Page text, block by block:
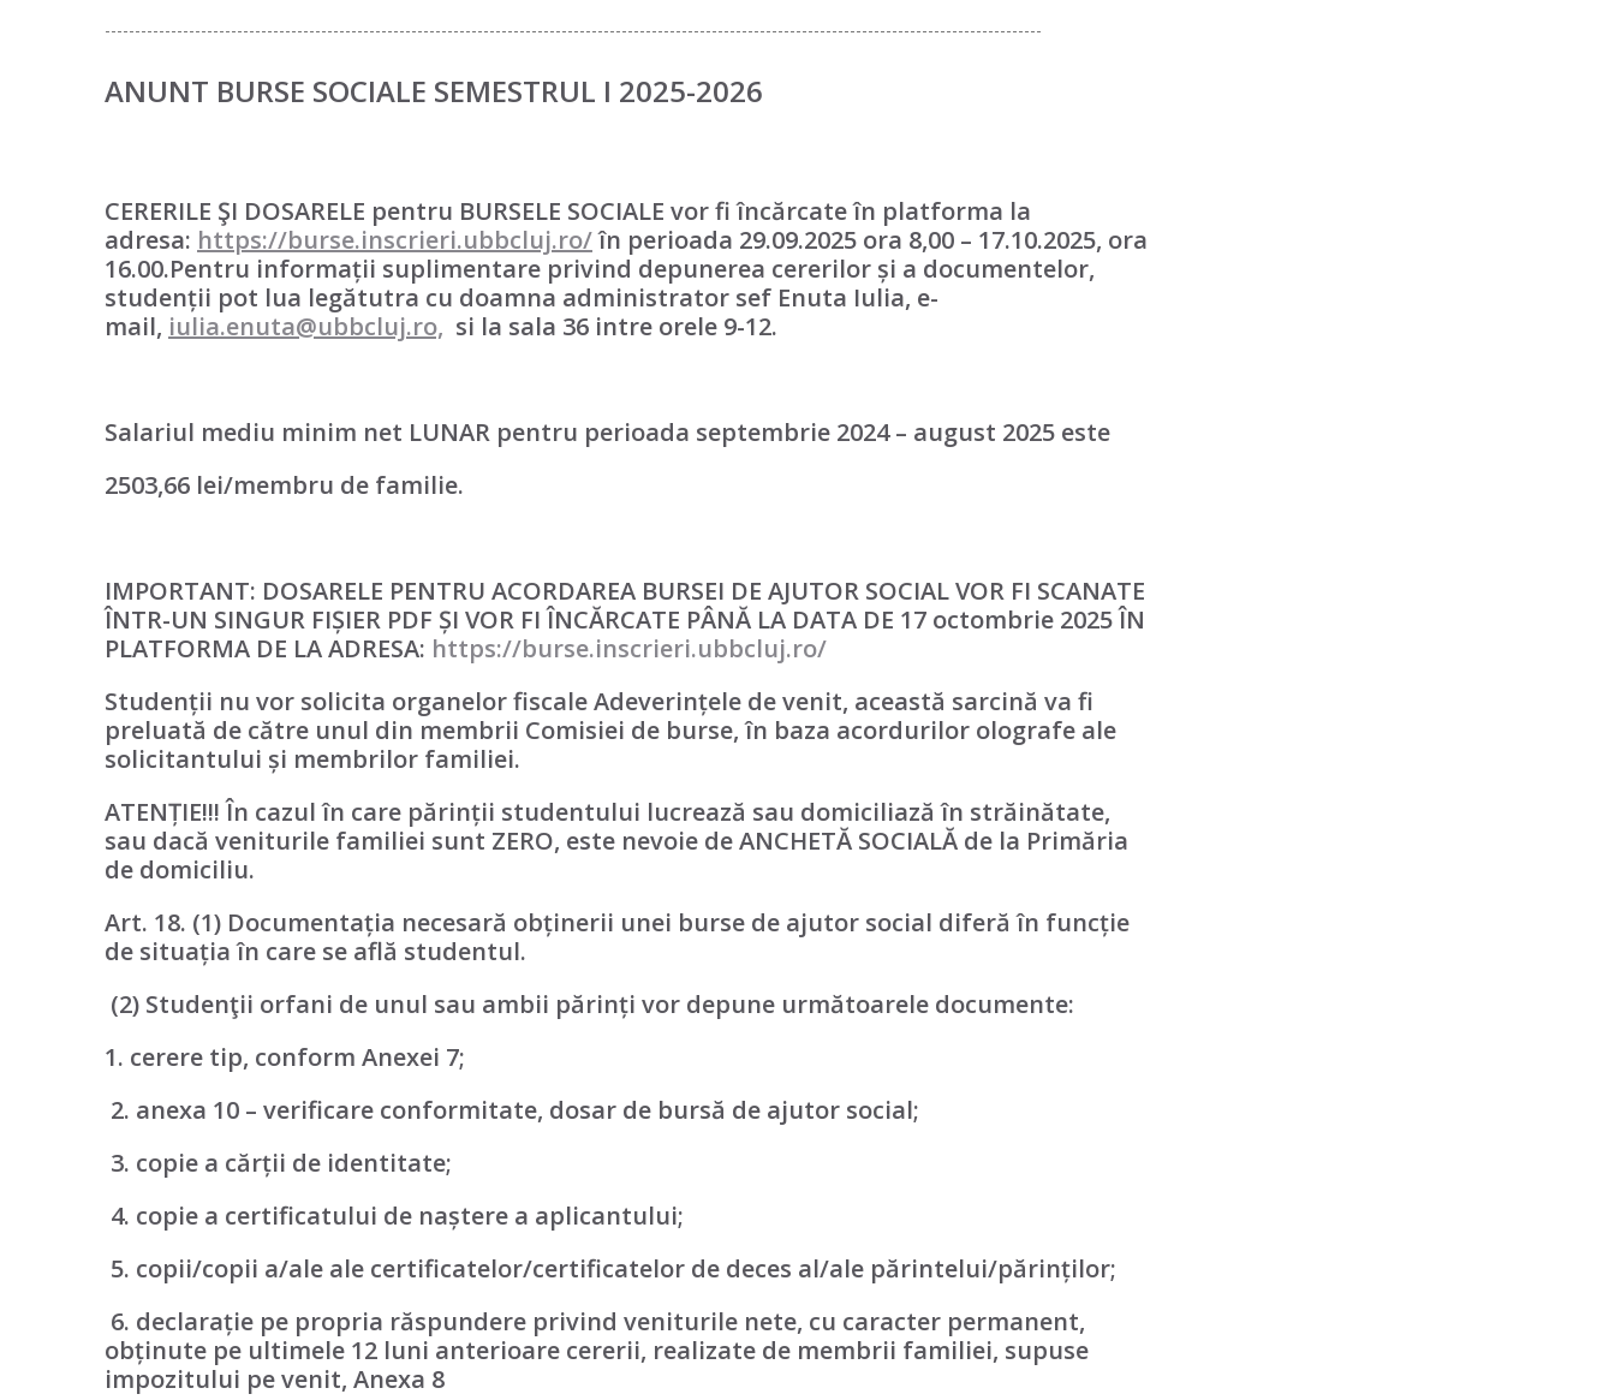
------------------------------------------------------------------------------------------------------------------------------------------------------------
ANUNT BURSE SOCIALE SEMESTRUL I 2025-2026
CERERILE ŞI DOSARELE pentru BURSELE SOCIALE vor fi încărcate în platforma la
adresa: https://burse.inscrieri.ubbcluj.ro/în perioada 29.09.2025 ora 8,00 – 17.10.2025, ora
16.00.Pentru informații suplimentare privind depunerea cererilor și a documentelor,
studenții pot lua legătutra cu doamna administrator sef Enuta Iulia, e-
mail, iulia.enuta@ubbcluj.ro, si la sala 36 intre orele 9-12.
Salariul mediu minim net LUNAR pentru perioada septembrie 2024 – august 2025 este
2503,66 lei/membru de familie.
IMPORTANT: DOSARELE PENTRU ACORDAREA BURSEI DE AJUTOR SOCIAL VOR FI SCANATE
ÎNTR-UN SINGUR FIȘIER PDF ȘI VOR FI ÎNCĂRCATE PÂNĂ LA DATA DE 17 octombrie 2025 ÎN
PLATFORMA DE LA ADRESA: https://burse.inscrieri.ubbcluj.ro/
Studenții nu vor solicita organelor fiscale Adeverințele de venit, această sarcină va fi
preluată de către unul din membrii Comisiei de burse, în baza acordurilor olografe ale
solicitantului și membrilor familiei.
ATENȚIE!!!În cazul în care părinții studentului lucrează sau domiciliază în străinătate,
sau dacă veniturile familiei sunt ZERO, este nevoie deANCHETĂ SOCIALĂ de la Primăria
de domiciliu.
Art. 18. (1) Documentația necesară obținerii unei burse de ajutor social diferă în funcție
de situația în care se află studentul.
(2) Studenţii orfani de unul sau ambii părinți vor depune următoarele documente:
1. cerere tip, conform Anexei 7;
2. anexa 10 – verificare conformitate, dosar de bursă de ajutor social;
3. copie a cărții de identitate;
4. copie a certificatului de naștere a aplicantului;
5. copii/copii a/ale ale certificatelor/certificatelor de deces al/ale părintelui/părinților;
6. declarație pe propria răspundere privind veniturile nete, cu caracter permanent,
obținute pe ultimele 12 luni anterioare cererii, realizate de membrii familiei, supuse
impozitului pe venit, Anexa 8